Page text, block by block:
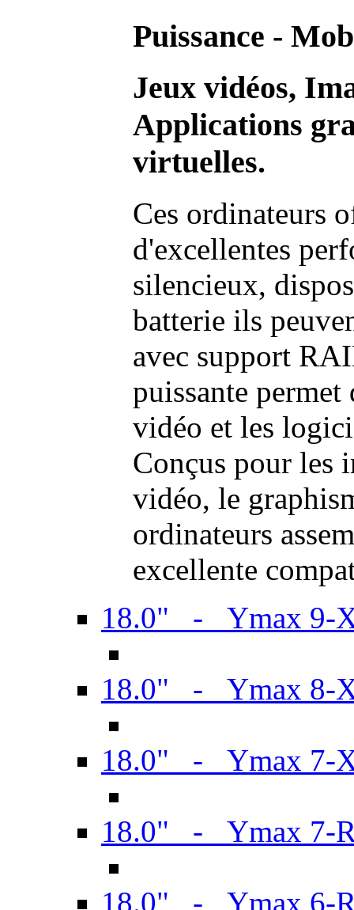
Puissance -
Jeux vidéos,
Applications
virtuelles.
Ces ordinateurs
d'excellentes
silencieux,
batterie ils
avec support
puissante permet
vidéo et les
Conçus pour les
vidéo, le
ordinateurs
excellente
18.0" - Ymax 9-
18.0" - Ymax 8-
18.0" - Ymax 7-
18.0" - Ymax 7-
18.0" - Ymax 6-